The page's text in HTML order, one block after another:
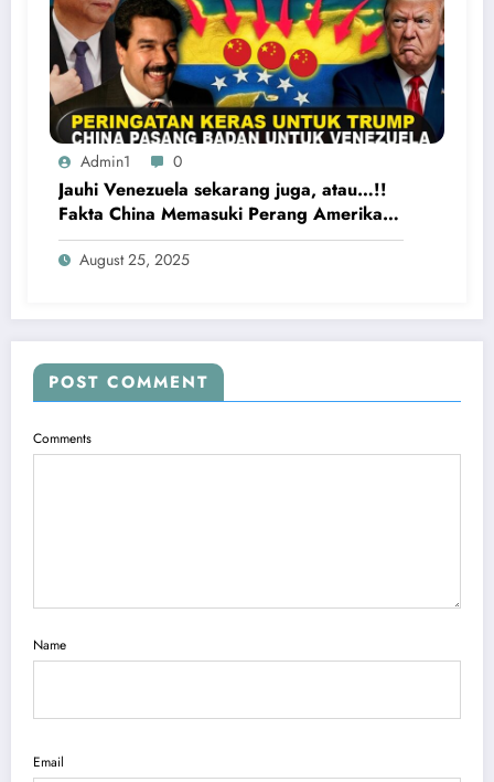
Admin1 0
Jauhi Venezuela sekarang juga, atau…!!
Fakta China Memasuki Perang Amerika
Serikat vs Venezuela
August 25, 2025
POST COMMENT
Comments
Name
Email